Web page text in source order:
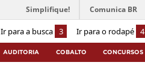
Ir para a busca 3 Ir para o rodapé 4
Simplifique! Comunica BR
AUDITORIA COBALTO CONCURSOS